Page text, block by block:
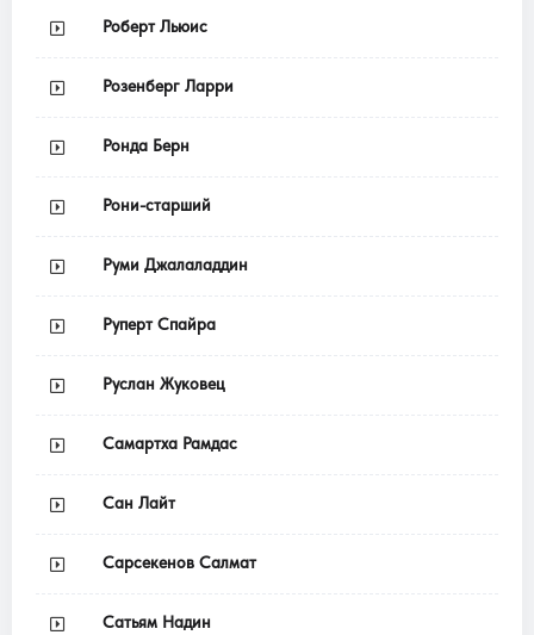
Роберт Льюис
Розенберг Ларри
Ронда Берн
Рони-старший
Руми Джалаладдин
Руперт Спайра
Руслан Жуковец
Самартха Рамдас
Сан Лайт
Сарсекенов Салмат
Сатьям Надин